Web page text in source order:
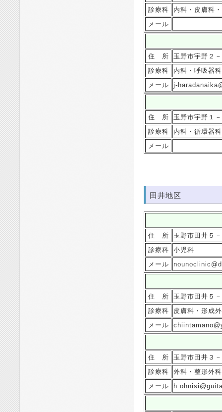
診療科
内科・皮膚科
メール
住 所
玉野市宇野２
診療科
内科・呼吸器
メール
j-
住 所
玉野市宇野１
診療科
内科・循環器科
メール
田井地区
住 所
玉野市田井５
診療科
小児科
メール
住 所
玉野市田井５
診療科
皮膚科・形成
メール
住 所
玉野市田井３
診療科
外科・整形外
メール